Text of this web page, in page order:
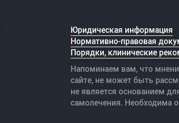
Юридическая информация
Нормативно-правовая
Порядки, клинические
Напоминаем вам, что
сайте, не может быть
не является основанием
самолечения. Необходима